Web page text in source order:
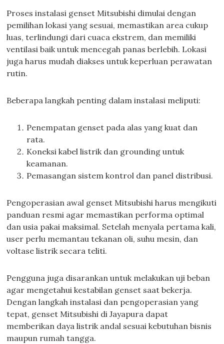
Proses instalasi genset Mitsubishi dimulai dengan
pemilihan lokasi yang sesuai, memastikan area cukup
luas, terlindungi dari cuaca ekstrem, dan memiliki
ventilasi baik untuk mencegah panas berlebih. Lokasi
juga harus mudah diakses untuk keperluan perawatan
rutin.
Beberapa langkah penting dalam instalasi meliputi:
Penempatan genset pada alas yang kuat dan
rata.
Koneksi kabel listrik dan grounding untuk
keamanan.
Pemasangan sistem kontrol dan panel distribusi.
Pengoperasian awal genset Mitsubishi harus mengikuti
panduan resmi agar memastikan performa optimal
dan usia pakai maksimal. Setelah menyala pertama kali,
user perlu memantau tekanan oli, suhu mesin, dan
voltase listrik secara teliti.
Pengguna juga disarankan untuk melakukan uji beban
agar mengetahui kestabilan genset saat bekerja.
Dengan langkah instalasi dan pengoperasian yang
tepat, genset Mitsubishi di Jayapura dapat
memberikan daya listrik andal sesuai kebutuhan bisnis
maupun rumah tangga.